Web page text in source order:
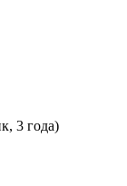
3 года)